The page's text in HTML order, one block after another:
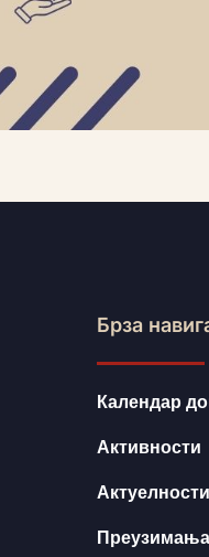
Брза
Календар
Активности
Актуелности
Преузимања